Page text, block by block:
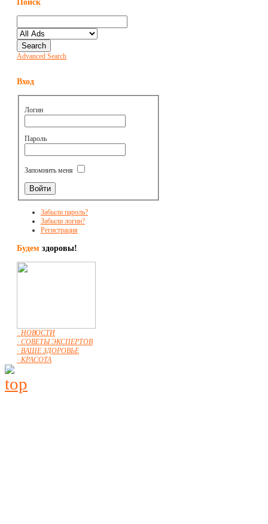
Поиск
Advanced Search
Вход
Логин
Пароль
Запомнить меня
Забыли пароль?
Забыли логин?
Регистрация
Будем здоровы!
· НОВОСТИ
· СОВЕТЫ ЭКСПЕРТОВ
· ВАШЕ ЗДОРОВЬЕ
· КРАСОТА